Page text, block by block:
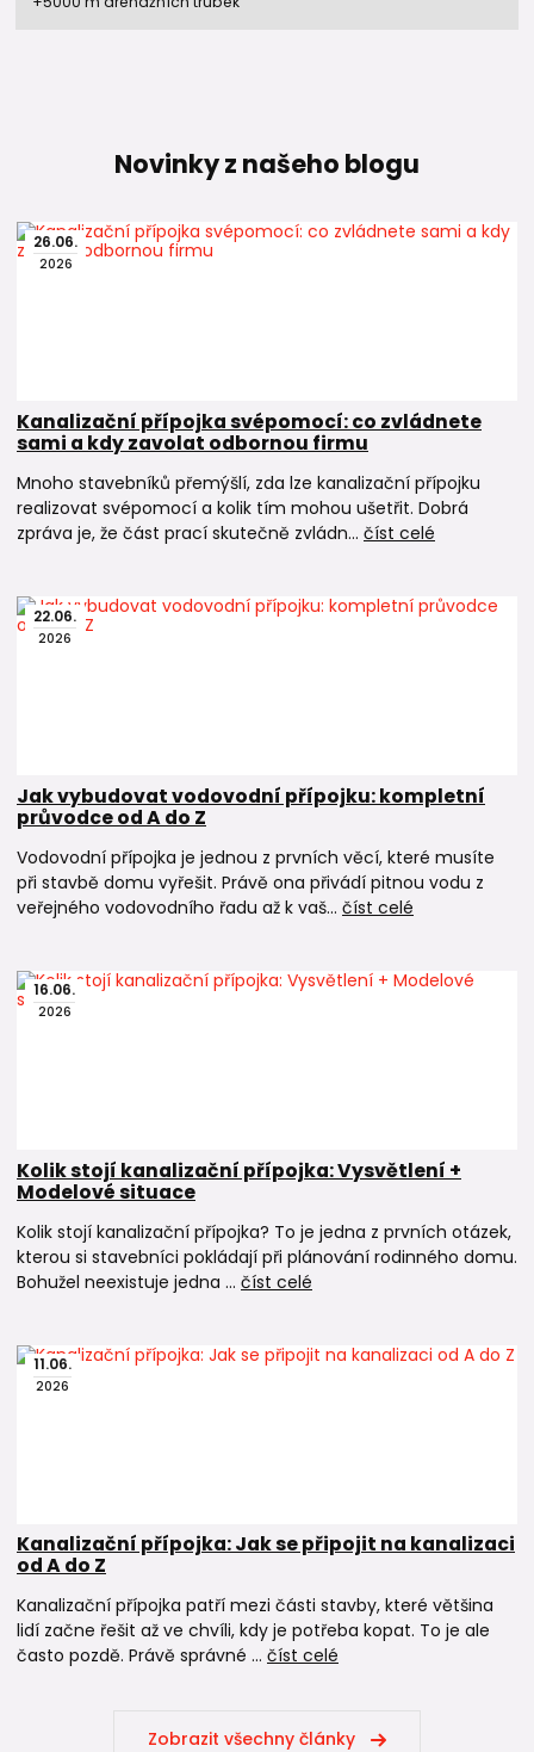
Novinky z našeho blogu
26.06.
2026
Kanalizační přípojka svépomocí: co zvládnete
sami a kdy zavolat odbornou firmu
Mnoho stavebníků přemýšlí, zda lze kanalizační přípojku
realizovat svépomocí a kolik tím mohou ušetřit. Dobrá
zpráva je, že část prací skutečně zvládn... číst celé
22.06.
2026
Jak vybudovat vodovodní přípojku: kompletní
průvodce od A do Z
Vodovodní přípojka je jednou z prvních věcí, které musíte
při stavbě domu vyřešit. Právě ona přivádí pitnou vodu z
veřejného vodovodního řadu až k vaš... číst celé
16.06.
2026
Kolik stojí kanalizační přípojka: Vysvětlení +
Modelové situace
Kolik stojí kanalizační přípojka? To je jedna z prvních otázek,
kterou si stavebníci pokládají při plánování rodinného domu.
Bohužel neexistuje jedna ... číst celé
11.06.
2026
Kanalizační přípojka: Jak se připojit na kanalizaci
od A do Z
Kanalizační přípojka patří mezi části stavby, které většina
lidí začne řešit až ve chvíli, kdy je potřeba kopat. To je ale
často pozdě. Právě správné ... číst celé
Zobrazit všechny články